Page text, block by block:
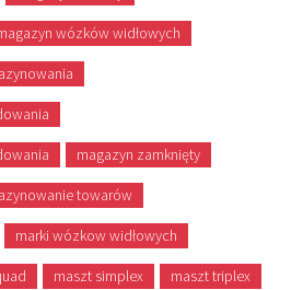
wózków widłowych
magazyn zamknięty
towarów
marki wózkow widłowych
maszt simplex maszt triplex